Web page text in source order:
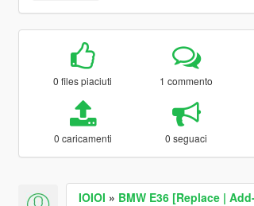
0 files piaciuti 1 commento
0 caricamenti 0 seguaci
IOIOI » BMW E36 [Replace |